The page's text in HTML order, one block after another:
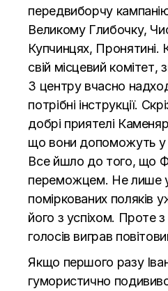
передвиборчу
Великому Глибочку,
Купчинцях,
свій місцевий комітет,
З центру вчасно
потрібні інструкції.
добрі приятелі
що вони допоможуть у
Все йшло до того, що
переможцем. Не лише
поміркованих поляків
його з успіхом. Проте
голосів виграв
Якщо першого разу
гумористично